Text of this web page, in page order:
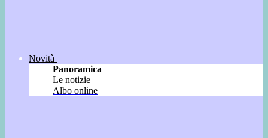
Novità
Panoramica
Le notizie
Albo online